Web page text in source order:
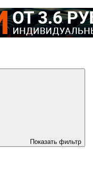
Показать фильтр